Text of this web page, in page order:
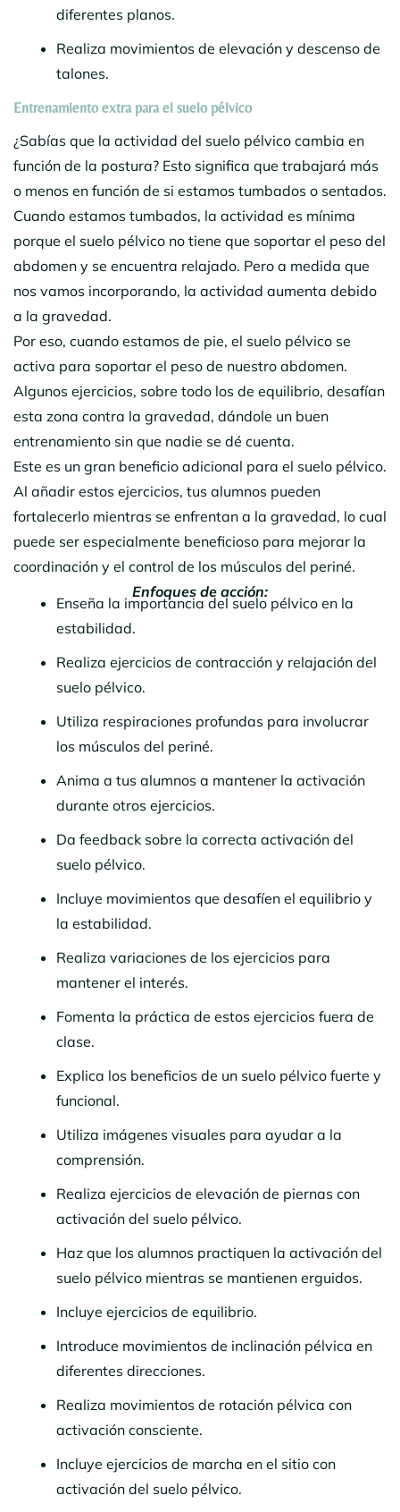
diferentes planos.
Realiza movimientos de elevación y descenso de
talones.
Entrenamiento extra para el suelo pélvico
¿Sabías que la actividad del suelo pélvico cambia en
función de la postura? Esto significa que trabajará más
o menos en función de si estamos tumbados o sentados.
Cuando estamos tumbados, la actividad es mínima
porque el suelo pélvico no tiene que soportar el peso del
abdomen y se encuentra relajado. Pero a medida que
nos vamos incorporando, la actividad aumenta debido
a la gravedad.
Por eso, cuando estamos de pie, el suelo pélvico se
activa para soportar el peso de nuestro abdomen.
Algunos ejercicios, sobre todo los de equilibrio, desafían
esta zona contra la gravedad, dándole un buen
entrenamiento sin que nadie se dé cuenta.
Este es un gran beneficio adicional para el suelo pélvico.
Al añadir estos ejercicios, tus alumnos pueden
fortalecerlo mientras se enfrentan a la gravedad, lo cual
puede ser especialmente beneficioso para mejorar la
coordinación y el control de los músculos del periné.
Enfoques de acción:
Enseña la importancia del suelo pélvico en la
estabilidad.
Realiza ejercicios de contracción y relajación del
suelo pélvico.
Utiliza respiraciones profundas para involucrar
los músculos del periné.
Anima a tus alumnos a mantener la activación
durante otros ejercicios.
Da feedback sobre la correcta activación del
suelo pélvico.
Incluye movimientos que desafíen el equilibrio y
la estabilidad.
Realiza variaciones de los ejercicios para
mantener el interés.
Fomenta la práctica de estos ejercicios fuera de
clase.
Explica los beneficios de un suelo pélvico fuerte y
funcional.
Utiliza imágenes visuales para ayudar a la
comprensión.
Realiza ejercicios de elevación de piernas con
activación del suelo pélvico.
Haz que los alumnos practiquen la activación del
suelo pélvico mientras se mantienen erguidos.
Incluye ejercicios de equilibrio.
Introduce movimientos de inclinación pélvica en
diferentes direcciones.
Realiza movimientos de rotación pélvica con
activación consciente.
Incluye ejercicios de marcha en el sitio con
activación del suelo pélvico.